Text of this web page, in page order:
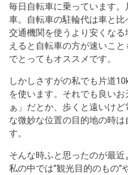
毎日自転車に乗っています
車。自転車の駐輪代は車と
交通機関を使うより安くな
えると自転車の方が速いこ
でとってもオススメです。
しかしさすがの私でも片道
を使います。それでも良い
ぁ」だとか、歩くと遠いけ
な微妙な位置の目的地の時
す。
そんな時ふと思ったのが最近
私の中では”観光目的のもの”